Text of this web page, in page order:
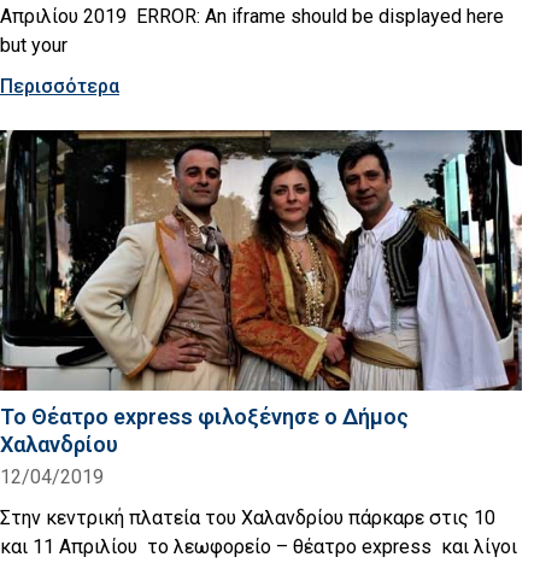
Απριλίου 2019 ERROR: An iframe should be displayed here
but your
Περισσότερα
Το Θέατρο express φιλοξένησε ο Δήμος
Χαλανδρίου
12/04/2019
Στην κεντρική πλατεία του Χαλανδρίου πάρκαρε στις 10
και 11 Απριλίου το λεωφορείο – θέατρο express και λίγοι